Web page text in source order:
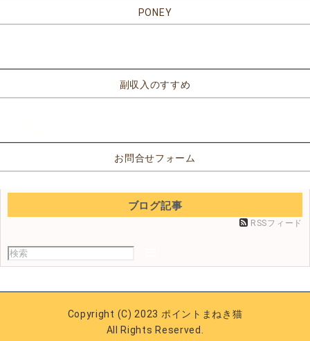
PONEY
副収入のすすめ
お問合せフォーム
ブログ記事
RSSフィード
Copyright (C) 2023 ポイントまねき猫
All Rights Reserved.